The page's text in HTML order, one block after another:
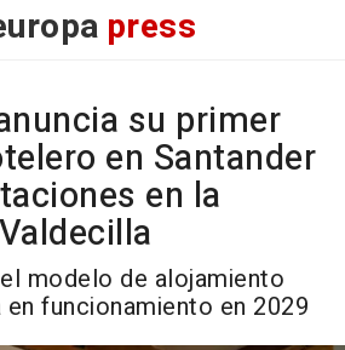
press
su primer
en Santander
en la
modelo de alojamiento
funcionamiento en 2029